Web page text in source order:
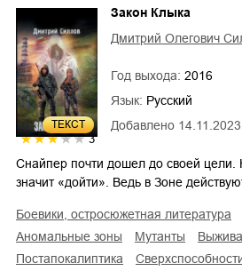
ТЕКСТ
3
Добавлено
Закон Клыка
Дмитрий Олегович
Год выхода: 2016
Язык: Русский
Снайпер почти дошел до своей
значит «дойти». Ведь в Зоне
боевики, остросюжетная литература
аномальные зоны
мутанты
постапокалиптика